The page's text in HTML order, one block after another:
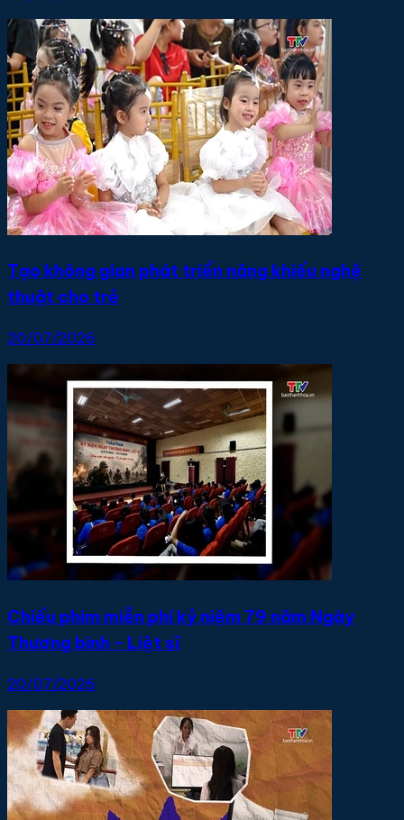
Tạo không gian phát triển năng khiếu nghệ
thuật cho trẻ
20/07/2026
Chiếu phim miễn phí kỷ niệm 79 năm Ngày
Thương binh - Liệt sĩ
20/07/2026